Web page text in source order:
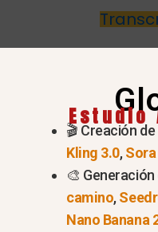
de
audio
IA de voz a
transcripción. Entre
120 minutos
Estudio
🎬 Creación de
Kling 3.0,Sora
🎨
camino,
Nano Banana